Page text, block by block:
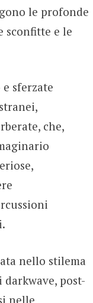
le profonde
sconfitte e le
sferzate
che,
nello stilema
post-
nelle